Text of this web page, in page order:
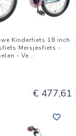
Kinderfiets 18 inch
Meisjesfiets -
- Ve...
€ 477,61